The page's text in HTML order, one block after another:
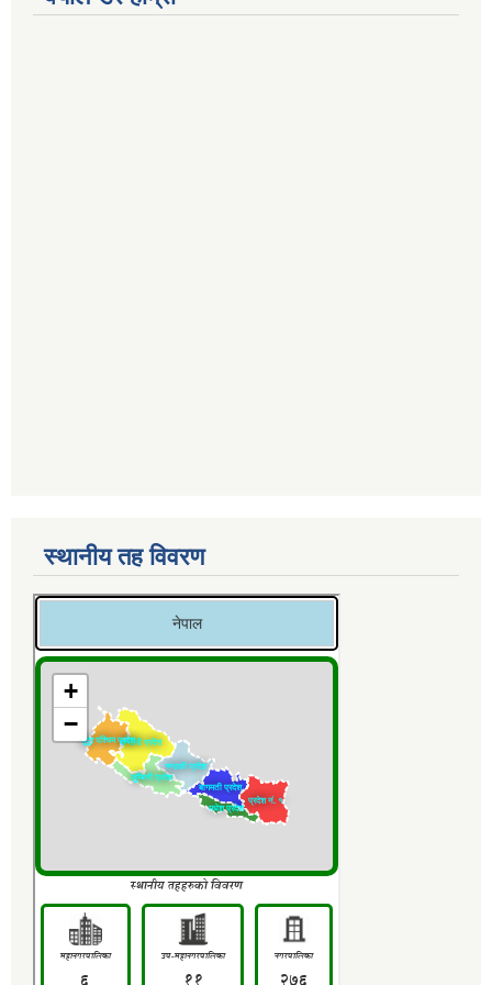
स्थानीय तह विवरण